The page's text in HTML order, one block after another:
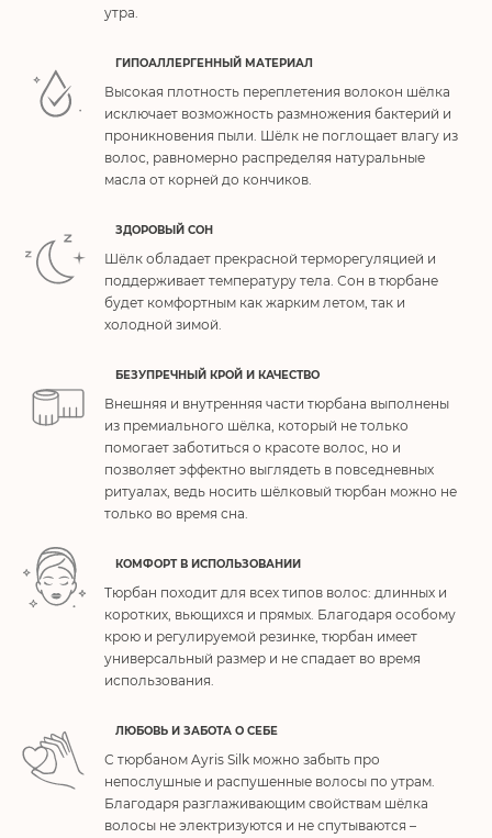
утра.
ГИПОАЛЛЕРГЕННЫЙ МАТЕРИАЛ
Высокая плотность переплетения волокон шёлка
исключает возможность размножения бактерий и
проникновения пыли. Шёлк не поглощает влагу из
волос, равномерно распределяя натуральные
масла от корней до кончиков.
ЗДОРОВЫЙ СОН
Шёлк обладает прекрасной терморегуляцией и
поддерживает температуру тела. Сон в тюрбане
будет комфортным как жарким летом, так и
холодной зимой.
БЕЗУПРЕЧНЫЙ КРОЙ И КАЧЕСТВО
Внешняя и внутренняя части тюрбана выполнены
из премиального шёлка, который не только
помогает заботиться о красоте волос, но и
позволяет эффектно выглядеть в повседневных
ритуалах, ведь носить шёлковый тюрбан можно не
только во время сна.
КОМФОРТ В ИСПОЛЬЗОВАНИИ
Тюрбан походит для всех типов волос: длинных и
коротких, вьющихся и прямых. Благодаря особому
крою и регулируемой резинке, тюрбан имеет
универсальный размер и не спадает во время
использования.
ЛЮБОВЬ И ЗАБОТА О СЕБЕ
С тюрбаном Ayris Silk можно забыть про
непослушные и распушенные волосы по утрам.
Благодаря разглаживающим свойствам шёлка
волосы не электризуются и не спутываются –